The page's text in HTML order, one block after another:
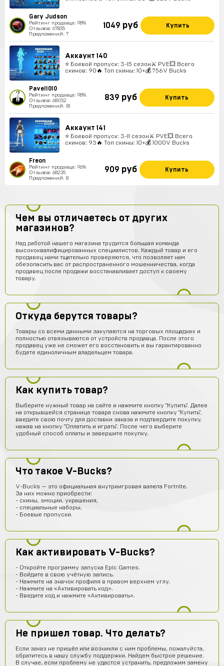
Gary Judson
Рейтинг продавца: 98%
Отзывов: 67835
Предложений: 7
1049 руб Купить
Аккаунт 140
⭐️ Боевой пропуск: 3-15 сезон⚔️ PVE💥 Всего
скинов: 90🔥 Топ скины: 10+💰 756V Bucks
Pavel1010
Рейтинг продавца: 98%
Отзывов: 68052
Предложений: 18
839 руб Купить
Аккаунт 141
⭐️ Боевой пропуск: 3-11 сезон⚔️ PVE💥 Всего
скинов: 93🔥 Топ скины: 10+💰 1000V Bucks
Freon
Рейтинг продавца: 96%
Отзывов: 68235
Предложений: 8
909 руб Купить
Чем вы отличаетесь от других
магазинов?
Над работой нашего магазина трудится большая команда
высококвалифицированных специалистов. Каждый товар и его
продавец нами тщательно проверяются, что позволяет нам
обезопасить вас от распространенного мошенничества, когда
продавец после продажи восстанавливает доступ к своему
товару.
Откуда берутся товары?
Товары со всеми данными закупаются на торговых площадках и
полностью отвязываются от устройств продавца. После этого
продавец уже не сможет его восстановить и вы гарантированно
будете единоличным владельцем товара.
Как купить товар?
Выберите нужный товар на сайте и нажмите кнопку "Купить". Далее
на открывшейся странице товара снова нажмите кнопку "Купить",
введите свою почту для доставки заказа и подтвердите покупку,
нажав на кнопку "Оплатить и играть". После чего выберите
удобный способ оплаты и завершите покупку.
Что такое V-Bucks?
V-Bucks — это официальная внутриигровая валюта Fortnite.
За них можно приобрести:
- скины, эмоции, украшения,
- специальные наборы,
- Боевые пропуски.
Как активировать V-Bucks?
- Откройте программу запуска Epic Games.
- Войдите в свою учётную запись.
- Нажмите на значок профиля в правом верхнем углу.
- Нажмите на «Активировать код».
- Введите код и нажмите «Активировать».
Не пришел товар. Что делать?
Если заказ не пришёл или возникли с ним проблемы, пожалуйста,
обратитесь в нашу службу поддержки. Найдем быстрое решение.
В случае, если проблему не удастся устранить, предложим замену
Юрий Маслов
паролем и все
akimgotovsev2019
здарова
Джон 11 часов назад
ребят сайт не обман
Гавриил Воронцов
Сейчас проверю
Это правда